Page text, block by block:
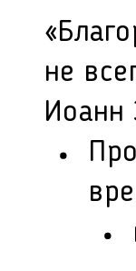
не
Иоанн